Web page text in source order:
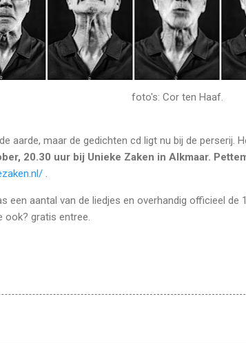
foto's: Cor ten Haaf.
aarde, maar de gedichten cd ligt nu bij de perserij.
20.30 uur bij Unieke Zaken in Alkmaar.
.
een aantal van de liedjes en overhandig officieel
ook? gratis entree.